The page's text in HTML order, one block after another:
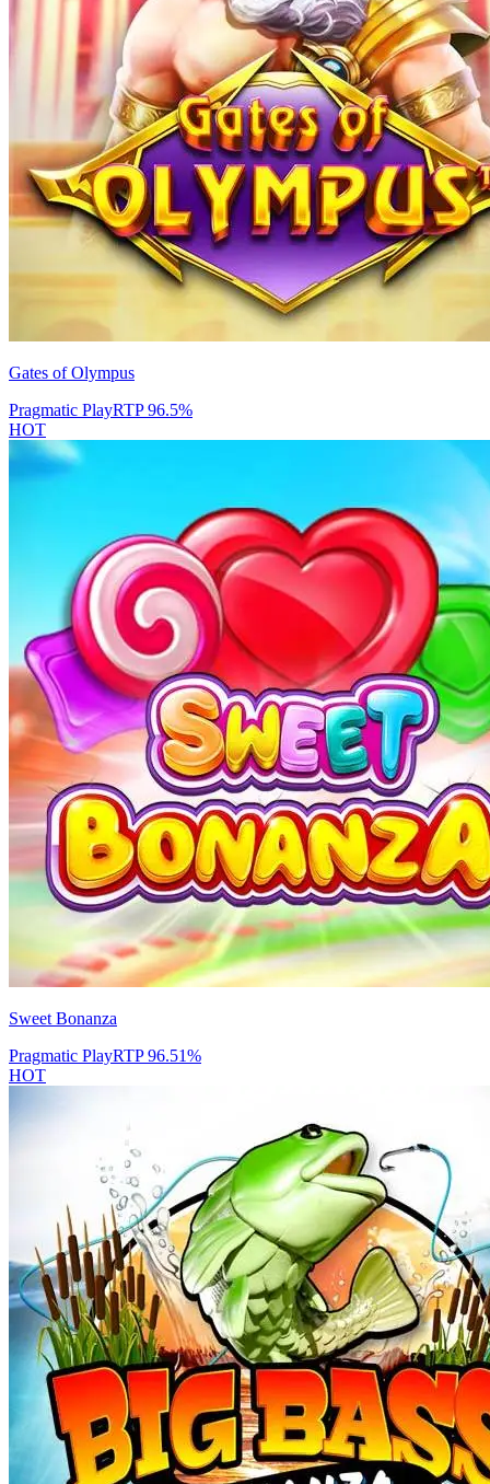
Gates of Olympus
Pragmatic PlayRTP96.5%
HOT
Sweet Bonanza
Pragmatic PlayRTP96.51%
HOT